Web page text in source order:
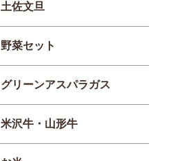
土佐文旦
野菜セット
グリーンアスパラガス
米沢牛・山形牛